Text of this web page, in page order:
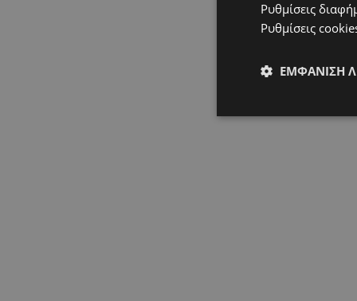
Ρυθμίσεις
Ρυθμίσεις
ΕΜΦΆΝΙΣΗ